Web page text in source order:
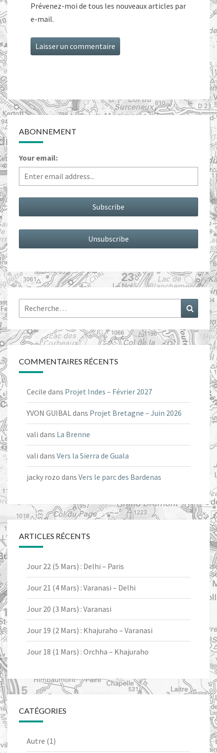
Prévenez-moi de tous les nouveaux articles par
e-mail.
ABONNEMENT
Your email:
Rechercher :
COMMENTAIRES RÉCENTS
Cecile dans Projet Indes – Février 2027
YVON GUIBAL dans Projet Bretagne – Juin 2026
vali dans La Brenne
vali dans Vers la Sierra de Guala
jacky rozo dans Vers le parc des Bardenas
ARTICLES RÉCENTS
Jour 22 (5 Mars) : Delhi – Paris
Jour 21 (4 Mars) : Varanasi – Delhi
Jour 20 (3 Mars) : Varanasi
Jour 19 (2 Mars) : Khajuraho – Varanasi
Jour 18 (1 Mars) : Orchha – Khajuraho
CATÉGORIES
Autre (1)